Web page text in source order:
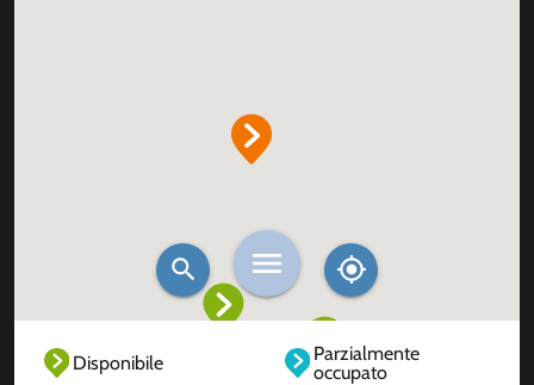
Disponibile
Parzialmente
occupato